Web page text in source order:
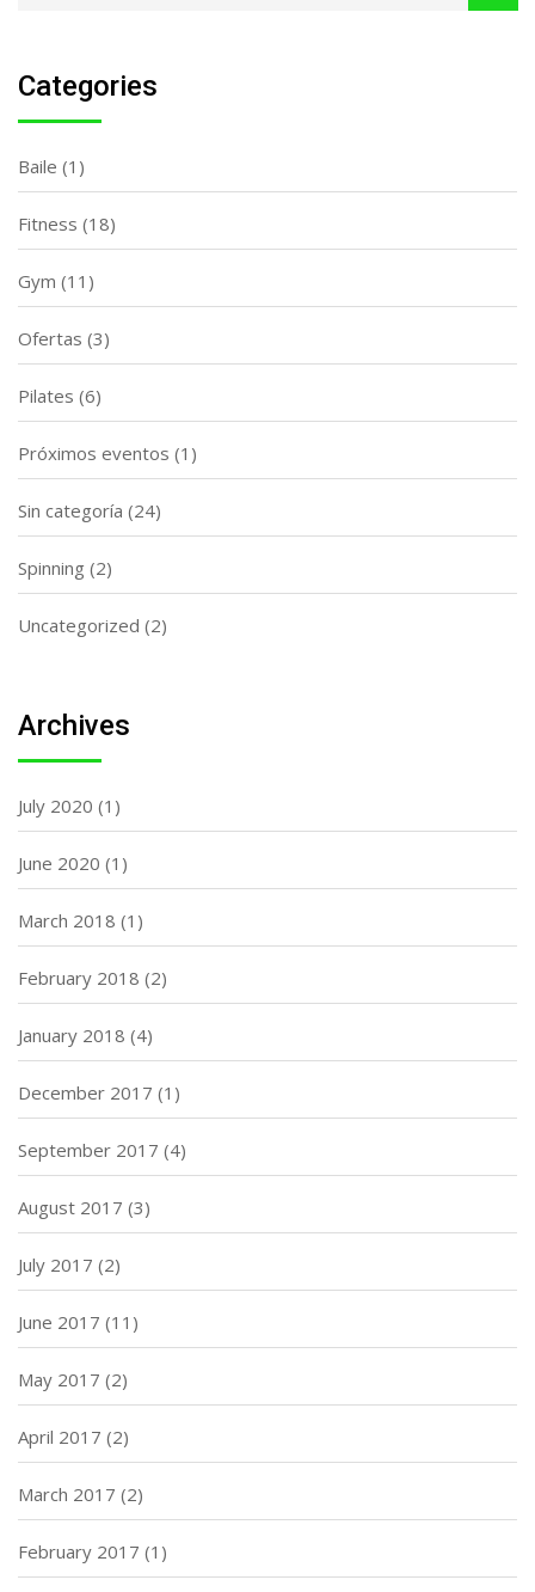
Categories
Baile (1)
Fitness (18)
Gym (11)
Ofertas (3)
Pilates (6)
Próximos eventos (1)
Sin categoría (24)
Spinning (2)
Uncategorized (2)
Archives
July 2020 (1)
June 2020 (1)
March 2018 (1)
February 2018 (2)
January 2018 (4)
December 2017 (1)
September 2017 (4)
August 2017 (3)
July 2017 (2)
June 2017 (11)
May 2017 (2)
April 2017 (2)
March 2017 (2)
February 2017 (1)